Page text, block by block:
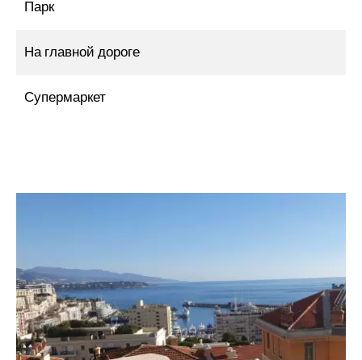
Парк
На главной дороге
Супермаркет